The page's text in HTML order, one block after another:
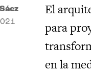
El
para
en la